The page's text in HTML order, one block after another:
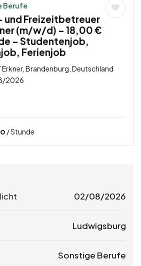
Berufe
Freizeitbetreuer
(m/w/d) – 18,00 €
– Studentenjob,
Ferienjob
Erkner, Brandenburg, Deutschland
2026
/ Stunde
02/08/2026
Ludwigsburg
Sonstige Berufe